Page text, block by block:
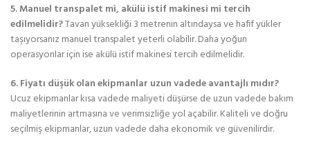
5. Manuel transpalet mi, akülü istif makinesi mi tercih
edilmelidir?Tavan yüksekliği 3 metrenin altındaysa ve hafif yükler
taşıyorsanız manuel transpalet yeterli olabilir. Daha yoğun
operasyonlar için ise akülü istif makinesi tercih edilmelidir.
6. Fiyatı düşük olan ekipmanlar uzun vadede avantajlı mıdır?
Ucuz ekipmanlar kısa vadede maliyeti düşürse de uzun vadede bakım
maliyetlerinin artmasına ve verimsizliğe yol açabilir. Kaliteli ve doğru
seçilmiş ekipmanlar, uzun vadede daha ekonomik ve güvenilirdir.